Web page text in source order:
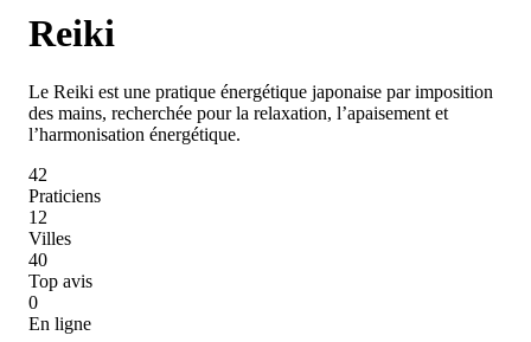
Reiki
Le Reiki est une pratique énergétique japonaise par imposition
des mains, recherchée pour la relaxation, l’apaisement et
l’harmonisation énergétique.
42
Praticiens
12
Villes
40
Top avis
0
En ligne